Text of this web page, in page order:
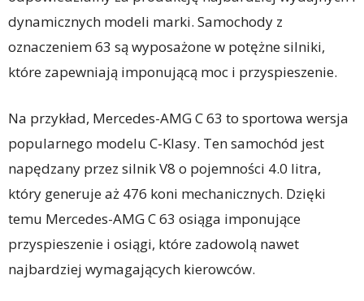
dynamicznych modeli marki. Samochody z
oznaczeniem 63 są wyposażone w potężne silniki,
które zapewniają imponującą moc i przyspieszenie.
Na przykład, Mercedes-AMG C 63 to sportowa wersja
popularnego modelu C-Klasy. Ten samochód jest
napędzany przez silnik V8 o pojemności 4.0 litra,
który generuje aż 476 koni mechanicznych. Dzięki
temu Mercedes-AMG C 63 osiąga imponujące
przyspieszenie i osiągi, które zadowolą nawet
najbardziej wymagających kierowców.